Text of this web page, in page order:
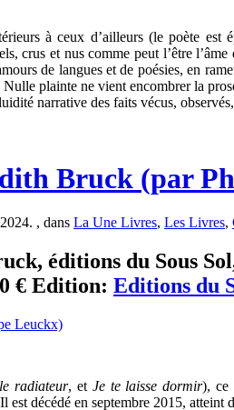
à ceux d’ailleurs (le poète est
crus et nus comme peut l’être
de langues et de poésies, en
plainte ne vient encombrer la
narrative des faits vécus,
Bruck (par
, dans La Une Livres, Les Livres,
éditions du Sous
€ Edition: Editions du
radiateur, et Je te laisse dormir), ce
décédé en septembre 2015, atteint